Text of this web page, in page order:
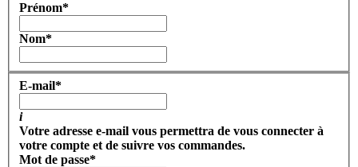
Prénom*
Nom*
E-mail*
i
Votre adresse e-mail vous permettra de vous connecter à
votre compte et de suivre vos commandes.
Mot de passe*